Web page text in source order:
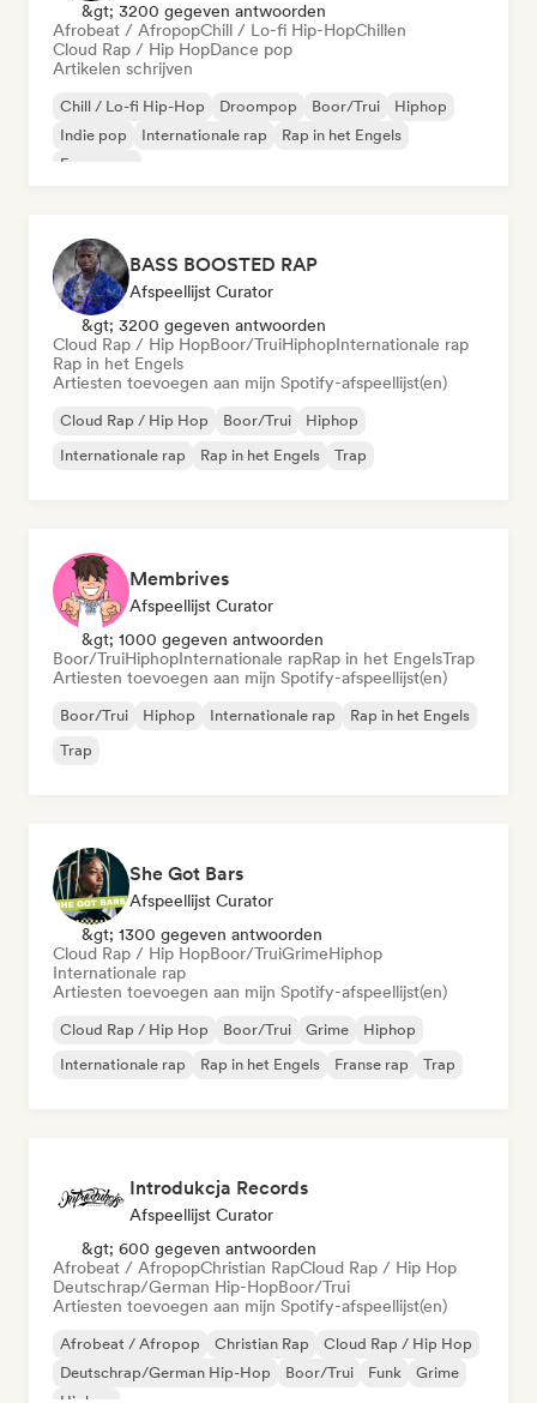
&gt; 3200 gegeven antwoorden
Afrobeat / AfropopChill / Lo-fi Hip-HopChillen
Cloud Rap / Hip HopDance pop
Artikelen schrijven
Chill / Lo-fi Hip-Hop Droompop Boor/Trui
Hiphop
Indie pop
Internationale rap
Rap in het Engels
Franse rap
BASS BOOSTED RAP
Afspeellijst Curator
&gt; 3200 gegeven antwoorden
Cloud Rap / Hip HopBoor/TruiHiphopInternationale rap
Rap in het Engels
Artiesten toevoegen aan mijn Spotify-afspeellijst(en)
Cloud Rap / Hip Hop Boor/Trui
Hiphop
Internationale rap
Rap in het Engels Trap
Membrives
Afspeellijst Curator
&gt; 1000 gegeven antwoorden
Boor/TruiHiphopInternationale rapRap in het EngelsTrap
Artiesten toevoegen aan mijn Spotify-afspeellijst(en)
Boor/Trui Hiphop Internationale rap
Rap in het Engels
Trap
She Got Bars
Afspeellijst Curator
&gt; 1300 gegeven antwoorden
Cloud Rap / Hip HopBoor/TruiGrimeHiphop
Internationale rap
Artiesten toevoegen aan mijn Spotify-afspeellijst(en)
Cloud Rap / Hip Hop Boor/Trui Grime
Hiphop
Internationale rap
Rap in het Engels Franse rap Trap
Introdukcja Records
Afspeellijst Curator
&gt; 600 gegeven antwoorden
Afrobeat / AfropopChristian RapCloud Rap / Hip Hop
Deutschrap/German Hip-HopBoor/Trui
Artiesten toevoegen aan mijn Spotify-afspeellijst(en)
Afrobeat / Afropop Christian Rap
Cloud Rap / Hip Hop
Deutschrap/German Hip-Hop
Boor/Trui Funk
Grime